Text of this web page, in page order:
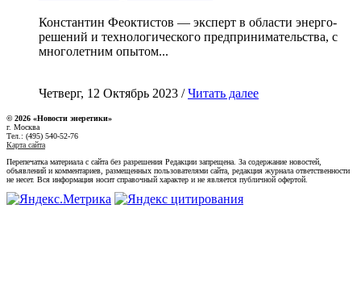
Константин Феоктистов — эксперт в области энерго-
решений и технологического предпринимательства, с
многолетним опытом...
Четверг, 12 Октябрь 2023 /Читать далее
© 2026 «Новости энеретики»
г. Москва
Тел.: (495) 540-52-76
Карта сайта
Перепечатка материала с сайта без разрешения Редакции запрещена. За содержание новостей,
объявлений и комментариев, размещенных пользователями сайта, редакция журнала ответственности
не несет. Вся информация носит справочный характер и не является публичной офертой.